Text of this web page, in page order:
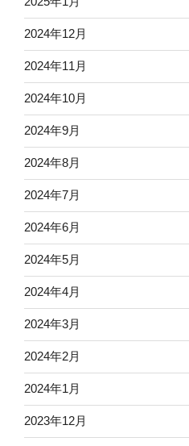
2024年12月
2024年11月
2024年10月
2024年9月
2024年8月
2024年7月
2024年6月
2024年5月
2024年4月
2024年3月
2024年2月
2024年1月
2023年12月